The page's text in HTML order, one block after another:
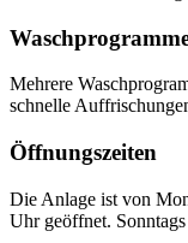
Mehrere
schnelle
Öffnungszeiten
Die Anlage ist von
Uhr geöffnet.